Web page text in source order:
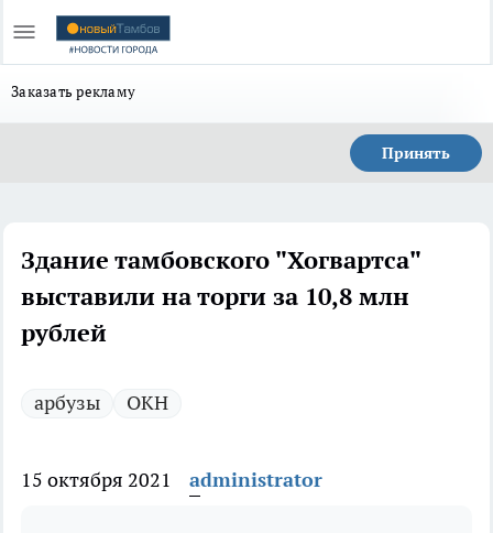
Заказать рекламу
Принять
Здание тамбовского "Хогвартса"
выставили на торги за 10,8 млн
рублей
арбузы ОКН
15 октября 2021 administrator